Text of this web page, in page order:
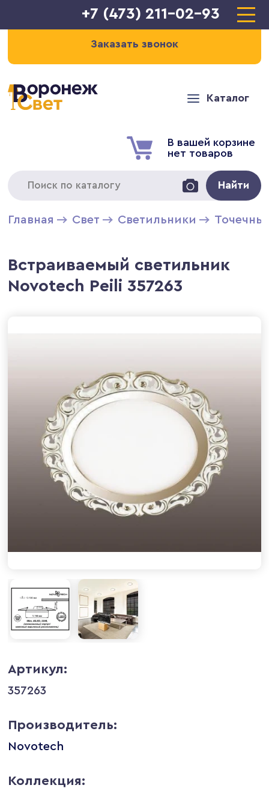
+7 (473) 211-02-93
Заказать звонок
Каталог
В вашей корзине
нет товаров
Найти
Главная Свет Светильники
Встраиваемый светильник
Novotech Peili 357263
Артикул:
357263
Производитель:
Novotech
Коллекция: